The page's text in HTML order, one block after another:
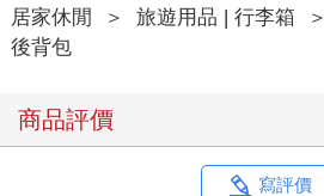
居家休閒
＞ 旅遊用品 | 行李箱 ＞
後背包
商品評價
寫評價